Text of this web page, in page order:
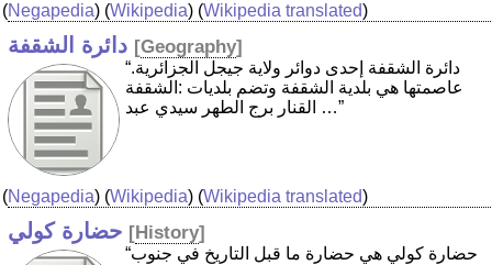
(Negapedia) (Wikipedia) (Wikipedia translated)
دائرة الشقفة [Geography]
“دائرة الشقفة إحدى دوائر ولاية جيجل الجزائرية.
عاصمتها هي بلدية الشقفة وتضم بلديات :الشقفة
القنار برج الطهر سيدي عبد …”
(Negapedia) (Wikipedia) (Wikipedia translated)
حضارة كولي [History]
“حضارة كولي هي حضارة ما قبل التاريخ في جنوب